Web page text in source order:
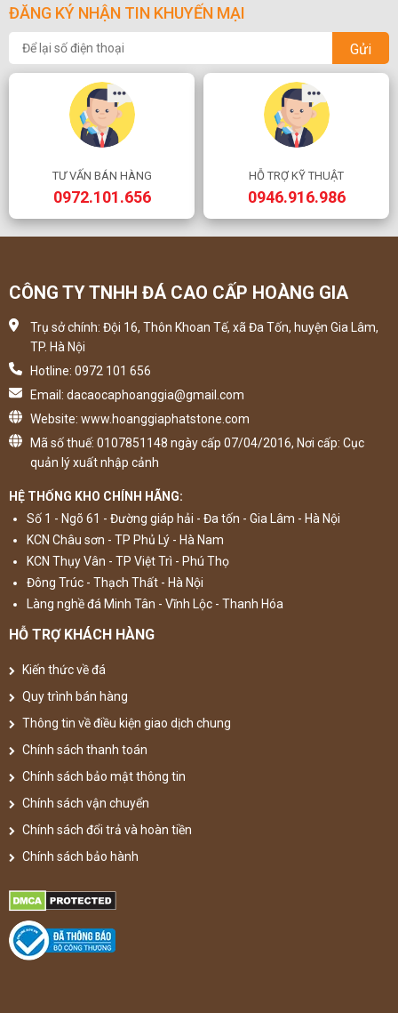
ĐĂNG KÝ NHẬN TIN KHUYẾN MẠI
Gửi
TƯ VẤN BÁN HÀNG
0972.101.656
HỖ TRỢ KỸ THUẬT
0946.916.986
CÔNG TY TNHH ĐÁ CAO CẤP HOÀNG GIA
Trụ sở chính: Đội 16, Thôn Khoan Tế, xã Đa Tốn, huyện Gia Lâm,
TP. Hà Nội
Hotline: 0972 101 656
Email: dacaocaphoanggia@gmail.com
Website: www.hoanggiaphatstone.com
Mã số thuế: 0107851148 ngày cấp 07/04/2016, Nơi cấp: Cục
quản lý xuất nhập cảnh
HỆ THỐNG KHO CHÍNH HÃNG:
Số 1 - Ngõ 61 - Đường giáp hải - Đa tốn - Gia Lâm - Hà Nội
KCN Châu sơn - TP Phủ Lý - Hà Nam
KCN Thụy Vân - TP Việt Trì - Phú Thọ
Đông Trúc - Thạch Thất - Hà Nội
Làng nghề đá Minh Tân - Vĩnh Lộc - Thanh Hóa
HỖ TRỢ KHÁCH HÀNG
Kiến thức về đá
Quy trình bán hàng
Thông tin về điều kiện giao dịch chung
Chính sách thanh toán
Chính sách bảo mật thông tin
Chính sách vận chuyển
Chính sách đổi trả và hoàn tiền
Chính sách bảo hành